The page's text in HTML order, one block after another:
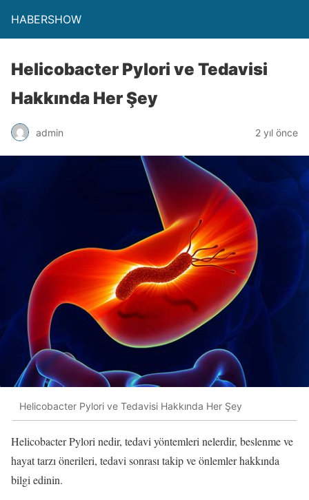
HABERSHOW
Helicobacter Pylori ve Tedavisi
Hakkında Her Şey
admin 2 yıl önce
Helicobacter Pylori ve Tedavisi Hakkında Her Şey
Helicobacter Pylori nedir, tedavi yöntemleri nelerdir, beslenme ve
hayat tarzı önerileri, tedavi sonrası takip ve önlemler hakkında
bilgi edinin.